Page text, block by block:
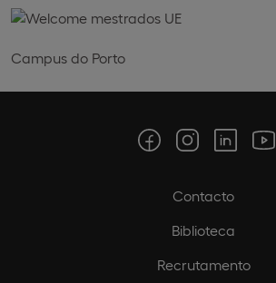
Campus do Porto
Contacto
Biblioteca
Recrutamento